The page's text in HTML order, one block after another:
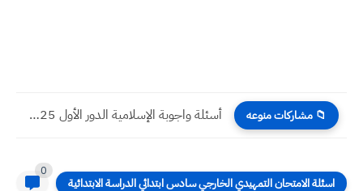
📁 مشاركات منوعه أسئلة واجوبة الإسلامية الدور الأول 2025 صف السادس الابتدائي
اسئلة الامتحان التمهيدي الخارجي سادس ابتدائي الدراسة الابتدائية
0